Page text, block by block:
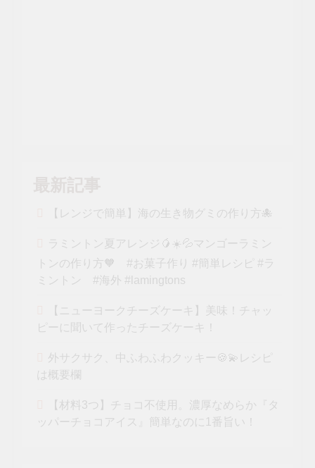
【レンジで簡単】海の生き物グミの作り方🐙
ラミントン夏アレンジ🥭☀️💦マンゴーラミン
トンの作り方🧡 #お菓子作り #簡単レシピ #ラ
ミントン #海外 #lamingtons
【ニューヨークチーズケーキ】美味！チャッ
ピーに聞いて作ったチーズケーキ！
外サクサク、中ふわふわクッキー🍪💫レシピ
は概要欄
【材料3つ】チョコ不使用。濃厚なめらか『タ
ッパーチョコアイス』簡単なのに1番旨い！